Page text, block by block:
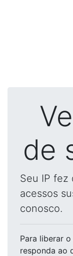
de
Seu IP fez
acessos
conosco.
Para liberar o
responda ao